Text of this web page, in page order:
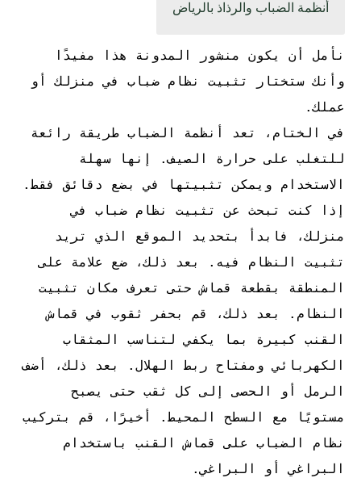
أنظمة الضباب والرذاذ بالرياض
نأمل أن يكون منشور المدونة هذا مفيدًا
وأنك ستختار تثبيت نظام ضباب في منزلك أو
عملك.
في الختام، تعد أنظمة الضباب طريقة رائعة
للتغلب على حرارة الصيف. إنها سهلة
الاستخدام ويمكن تثبيتها في بضع دقائق فقط.
إذا كنت تبحث عن تثبيت نظام ضباب في
منزلك، فابدأ بتحديد الموقع الذي تريد
تثبيت النظام فيه. بعد ذلك، ضع علامة على
المنطقة بقطعة قماش حتى تعرف مكان تثبيت
النظام. بعد ذلك، قم بحفر ثقوب في قماش
القنب كبيرة بما يكفي لتناسب المثقاب
الكهربائي ومفتاح ربط الهلال. بعد ذلك، أضف
الرمل أو الحصى إلى كل ثقب حتى يصبح
مستويًا مع السطح المحيط. أخيرًا، قم بتركيب
نظام الضباب على قماش القنب باستخدام
البراغي أو البراغي.